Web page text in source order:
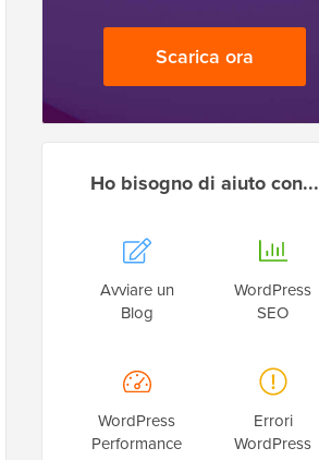
Scarica ora
Ho bisogno di aiuto con...
Avviare un
Blog
WordPress
SEO
WordPress
Performance
Errori
WordPress